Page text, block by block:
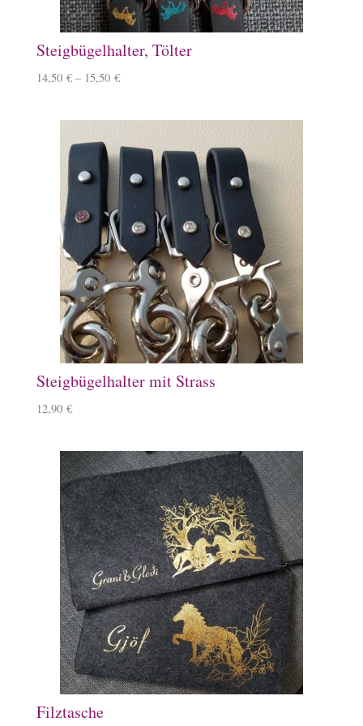
Steigbügelhalter, Tölter
14,50 € – 15,50 €
Steigbügelhalter mit Strass
12,90 €
Filztasche